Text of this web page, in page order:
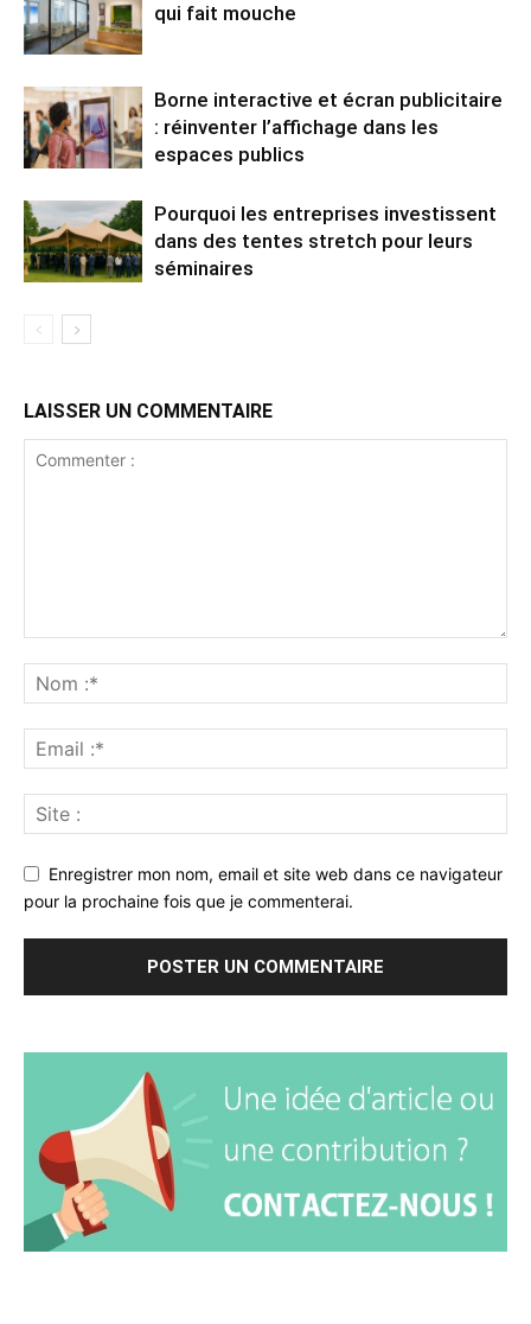
qui fait mouche
Borne interactive et écran publicitaire
: réinventer l’affichage dans les
espaces publics
Pourquoi les entreprises investissent
dans des tentes stretch pour leurs
séminaires
LAISSER UN COMMENTAIRE
Enregistrer mon nom, email et site web dans ce navigateur
pour la prochaine fois que je commenterai.